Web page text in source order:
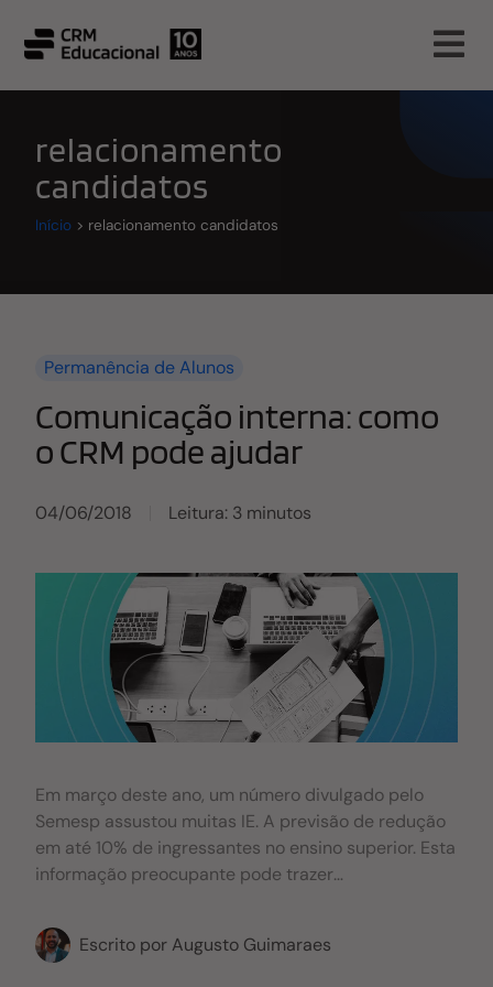
relacionamento
candidatos
Início > relacionamento candidatos
Permanência de Alunos
Comunicação interna: como
o CRM pode ajudar
04/06/2018 Leitura: 3 minutos
Em março deste ano, um número divulgado pelo
Semesp assustou muitas IE. A previsão de redução
em até 10% de ingressantes no ensino superior. Esta
informação preocupante pode trazer
para a comunicação interna de várias IES. Em
função disso, muitas faculdades têm criado ações
Escrito por Augusto Guimaraes